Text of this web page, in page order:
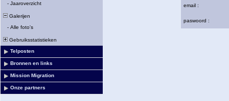
- Jaaroverzicht
Galerijen
- Alle foto's
Gebruiksstatistieken
Telposten
Bronnen en links
Mission Migration
Onze partners
email :
paswoord :